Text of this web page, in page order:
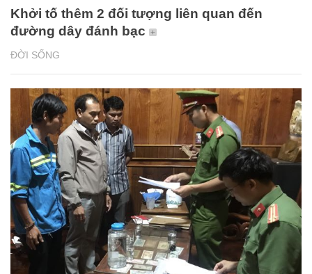
ĐỜI SỐNG
Khởi tố thêm 2 đối tượng liên quan đến
đường dây đánh bạc